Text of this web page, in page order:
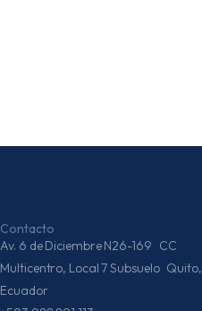
Contacto
Av. 6 de Diciembre N26-169 CC
Multicentro, Local 7 Subsuelo Quito,
Ecuador